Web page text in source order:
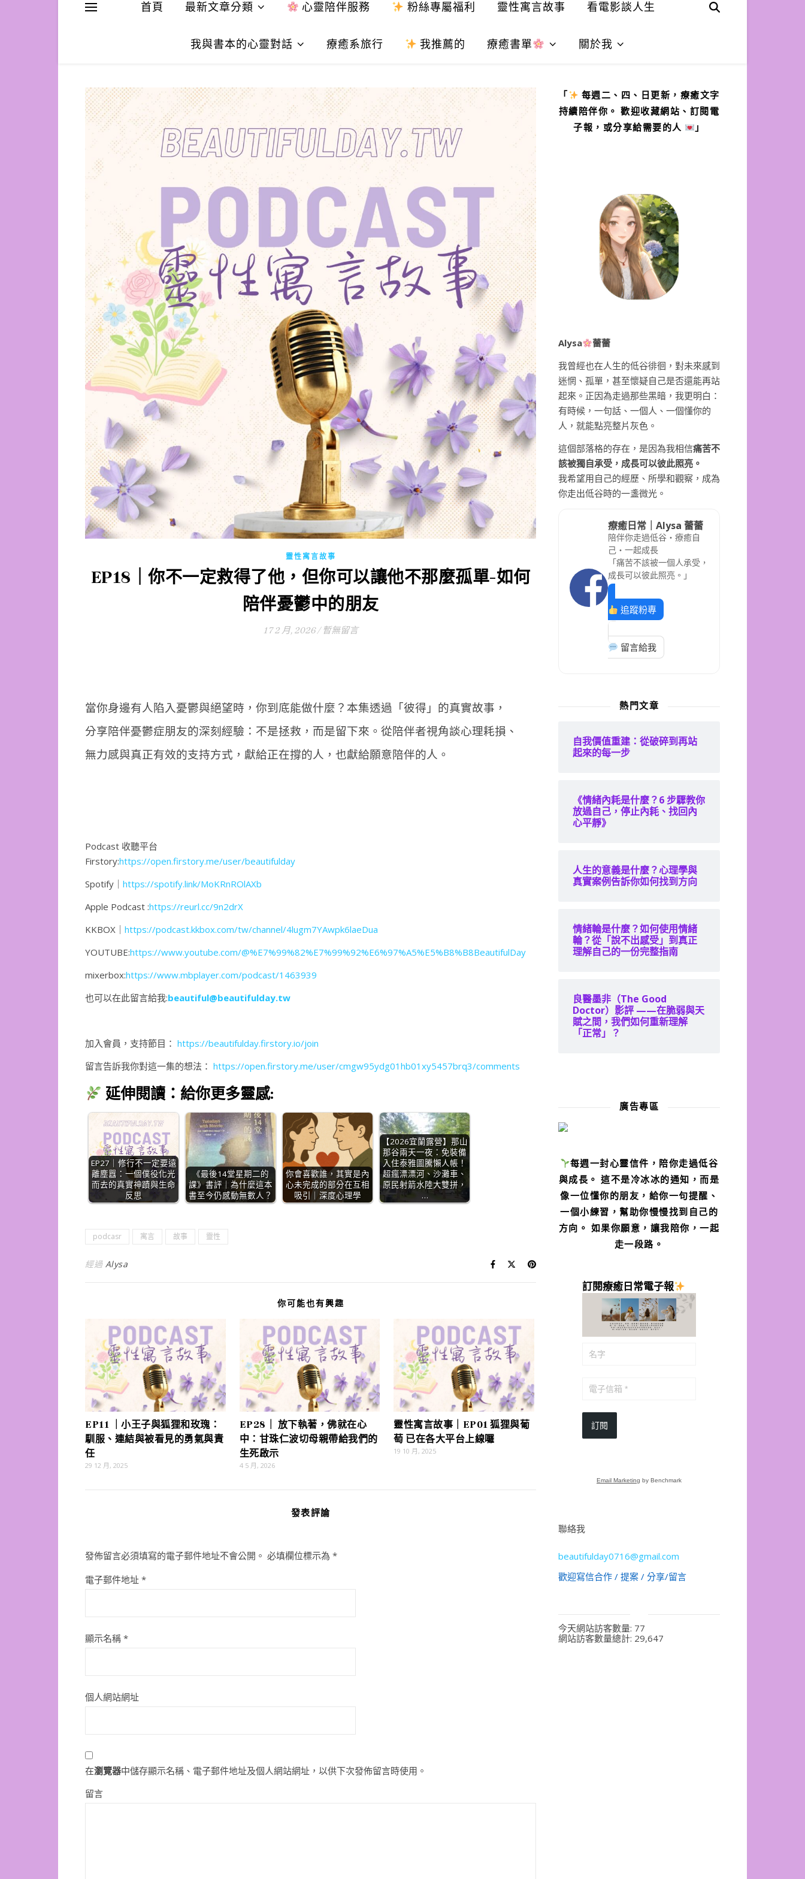
首頁 最新文章分類 心靈陪伴服務 粉絲專屬福利 靈性寓言故事 看電影談人生
我與書本的心靈對話 療癒系旅行 我推薦的 療癒書單 關於我
靈性寓言故事
EP18｜你不一定救得了他，但你可以讓他不那麼孤單-如何
陪伴憂鬱中的朋友
17 2 月, 2026 / 暫無留言
當你身邊有人陷入憂鬱與絕望時，你到底能做什麼？本集透過「彼得」的真實故事，
分享陪伴憂鬱症朋友的深刻經驗：不是拯救，而是留下來。從陪伴者視角談心理耗損、
無力感與真正有效的支持方式，獻給正在撐的人，也獻給願意陪伴的人。
Podcast 收聽平台
Firstory:https://open.firstory.me/user/beautifulday
Spotify｜ https://spotify.link/MoKRnROlAXb
Apple Podcast :https://reurl.cc/9n2drX
KKBOX｜ https://podcast.kkbox.com/tw/channel/4lugm7YAwpk6laeDua
YOUTUBE:https://www.youtube.com/@%E7%99%82%E7%99%92%E6%97%A5%E5%B8%B8BeautifulDay
mixerbox:https://www.mbplayer.com/podcast/1463939
也可以在此留言給我:beautiful@beautifulday.tw
加入會員，支持節目： https://beautifulday.firstory.io/join
留言告訴我你對這一集的想法： https://open.firstory.me/user/cmgw95ydg01hb01xy5457brq3/comments
延伸閱讀：給你更多靈感:
EP27｜修行不一定要遠
離塵囂：一個僕役化光
而去的真實神蹟與生命
反思
《最後14堂星期二的
課》書評｜為什麼這本
書至今仍感動無數人？
你會喜歡誰，其實是內
心未完成的部分在互相
吸引｜深度心理學
【2026宜蘭露營】那山
那谷兩天一夜：免裝備
入住泰雅圖騰懶人帳！
超瘋漂漂河、沙灘車、
原民射箭水陸大雙拼，
…
podcasr 寓言 故事 靈性
經過 Alysa
你可能也有興趣
EP11 ｜小王子與狐狸和玫瑰：
馴服、連結與被看見的勇氣與責
任
29 12 月, 2025
EP28｜ 放下執著，佛就在心
中：甘珠仁波切母親帶給我們的
生死啟示
4 5 月, 2026
靈性寓言故事｜EP01 狐狸與葡
萄 已在各大平台上線囉
19 10 月, 2025
發表評論
發佈留言必須填寫的電子郵件地址不會公開。 必填欄位標示為 *
電子郵件地址 *
顯示名稱 *
個人網站網址
在瀏覽器中儲存顯示名稱、電子郵件地址及個人網站網址，以供下次發佈留言時使用。
留言
「
每週二、四、日更新，療癒文字
持續陪伴你。 歡迎收藏網站、訂閱電
子報，或分享給需要的人
」
Alysa
蕾蕾
我曾經也在人生的低谷徘徊，對未來感到
迷惘、孤單，甚至懷疑自己是否還能再站
起來。正因為走過那些黑暗，我更明白：
有時候，一句話、一個人、一個懂你的
人，就能點亮整片灰色。
這個部落格的存在，是因為我相信痛苦不
該被獨自承受，成長可以彼此照亮。
我希望用自己的經歷、所學和觀察，成為
你走出低谷時的一盞微光。
療癒日常｜Alysa 蕾蕾
陪伴你走過低谷・療癒自
己・一起成長
「痛苦不該被一個人承受，
成長可以彼此照亮。」
追蹤粉專
留言給我
熱門文章
自我價值重建：從破碎到再站
起來的每一步
《情緒內耗是什麼？6 步驟教你
放過自己，停止內耗、找回內
心平靜》
人生的意義是什麼？心理學與
真實案例告訴你如何找到方向
情緒輪是什麼？如何使用情緒
輪？從「說不出感受」到真正
理解自己的一份完整指南
良醫墨非（The Good
Doctor）影評 ——在脆弱與天
賦之間，我們如何重新理解
「正常」？
廣告專區
每週一封心靈信件，陪你走過低谷
與成長。 這不是冷冰冰的通知，而是
像一位懂你的朋友，給你一句提醒、
一個小練習，幫助你慢慢找到自己的
方向。 如果你願意，讓我陪你，一起
走一段路。
訂閱療癒日常電子報
訂閱
Email Marketing by Benchmark
聯絡我
beautifulday0716@gmail.com
歡迎寫信合作 / 提案 / 分享/留言
今天網站訪客數量: 77
網站訪客數量總計: 29,647